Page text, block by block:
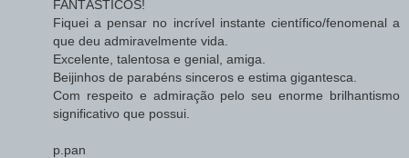
FANTÁSTICOS!
Fiquei a pensar no incrível instante científico/fenomenal a
que deu admiravelmente vida.
Excelente, talentosa e genial, amiga.
Beijinhos de parabéns sinceros e estima gigantesca.
Com respeito e admiração pelo seu enorme brilhantismo
significativo que possui.
p.pan